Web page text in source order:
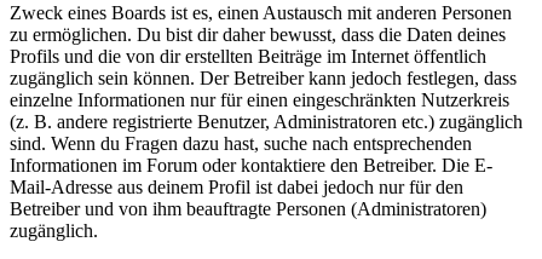
Zweck eines Boards ist es, einen Austausch mit anderen Personen
zu ermöglichen. Du bist dir daher bewusst, dass die Daten deines
Profils und die von dir erstellten Beiträge im Internet öffentlich
zugänglich sein können. Der Betreiber kann jedoch festlegen, dass
einzelne Informationen nur für einen eingeschränkten Nutzerkreis
(z. B. andere registrierte Benutzer, Administratoren etc.) zugänglich
sind. Wenn du Fragen dazu hast, suche nach entsprechenden
Informationen im Forum oder kontaktiere den Betreiber. Die E-
Mail-Adresse aus deinem Profil ist dabei jedoch nur für den
Betreiber und von ihm beauftragte Personen (Administratoren)
zugänglich.